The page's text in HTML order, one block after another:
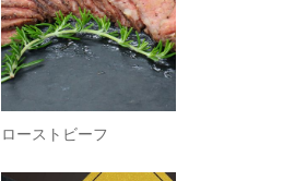
ローストビーフ